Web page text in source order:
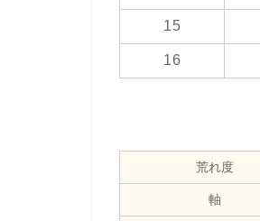
15
16
荒れ度
軸